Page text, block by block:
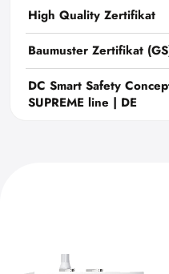
High Quality Zertifikat
Baumuster Zertifikat
DC Smart Safety
SUPREME line | DE